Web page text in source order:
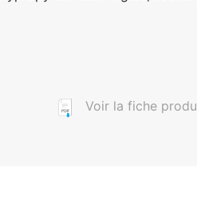
Voir la fiche